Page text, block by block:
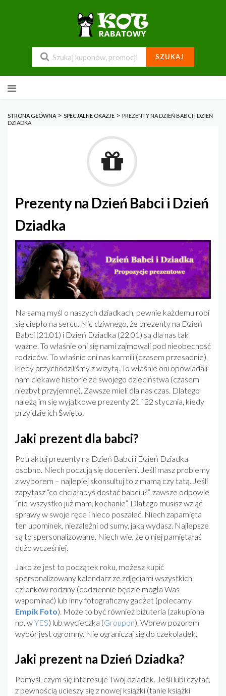
SZUKAJ
do
STRONA GŁÓWNA > SPECJALNE OKAZJE > PREZENTY NA DZIEŃ BABCI I DZIEŃ
DZIADKA
Prezenty na Dzień Babci i Dzień
Dziadka
Na samą myśl o naszych dziadkach, pewnie każdemu robi
się ciepło na sercu. Nic dziwnego, że prezenty na Dzień
Babci (21.01) i Dzień Dziadka (22.01) są dla nas tak
ważne. To właśnie oni się nami zajmowali pod nieobecność
rodziców. To właśnie oni nas karmili (czasem przesadnie),
kiedy przychodziliśmy z wizytą. To właśnie oni opowiadali
nam ciekawe historie ze swojego dzieciństwa (czasem
niezbyt przyjemne). Zawsze mieli dla nas czas. Dlatego
należą im się wyjątkowe prezenty 21 i 22 stycznia, kiedy
przyjdzie ich Święto.
Jaki prezent dla babci?
Potraktuj prezenty na Dzień Babci i Dzień Dziadka
osobno. Niech poczują się docenieni. Jeśli masz problemy
z wyborem – najlepiej skonsultuj to z mamą czy tatą. Jeśli
zapytasz “co chciałabyś dostać babciu?”, zawsze odpowie
“nic, wszystko już mam, kochanie”. Dlatego musisz wziąć
sprawy w swoje ręce i nieco poszaleć. Niech zapamięta
ten upominek, niezależni od sumy, jaką wydasz. Najlepsze
są to spersonalizowane. Niech wie, że o niej pamiętałaś
dużo wcześniej.
Jako że jest to początek roku, możesz kupić
spersonalizowany kalendarz ze zdjęciami wszystkich
członków rodziny (codziennie będzie mogła Was
wspominać) lub inny fotograficzny gadżet (polecamy
Empik Foto). Może to być również biżuteria (zakupiona
np. wYES) lub wycieczka (Groupon). Wbrew pozorom
wybór jest ogromny. Nie ograniczaj się do czekoladek.
Jaki prezent na Dzień Dziadka?
Pomyśl, czym się interesuje Twój dziadek. Jeśli lubi czytać,
z pewnością ucieszy się z nowej książki (tanie książki